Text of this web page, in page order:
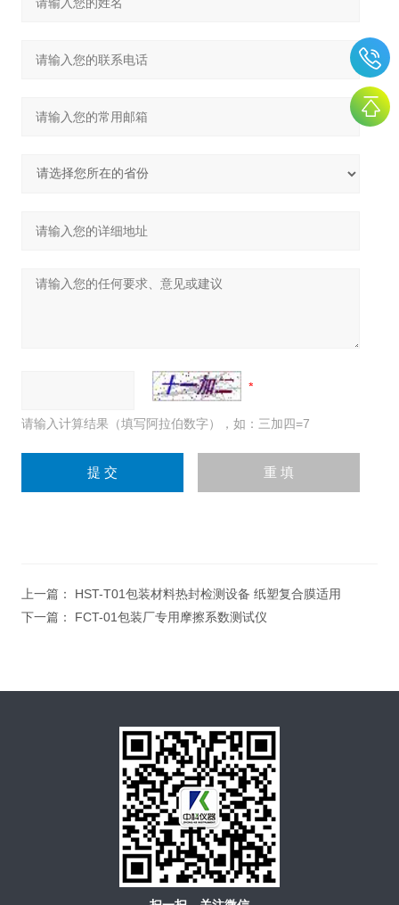
请输入计算结果（填写阿拉伯数字），如：三加四=7
上一篇： HST-T01包装材料热封检测设备 纸塑复合膜适用
下一篇： FCT-01包装厂专用摩擦系数测试仪